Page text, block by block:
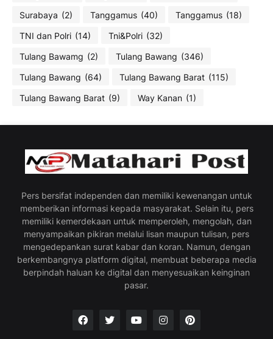
Surabaya (2) Tanggamus (40) Tanggamus (18)
TNI dan Polri (14) Tni&Polri (32)
Tulang Bawamg (2) Tulang Bawang (346)
Tulang Bawang (64) Tulang Bawang Barat (115)
Tulang Bawang Barat (9) Way Kanan (1)
Pers bersifat independen dan memiliki kewenangan untuk
memberikan informasi kepada masyarakat. Selain itu, pers
memiliki kemerdekaan untuk memperoleh, mengolah, dan
menyampaikan pikiran melalui lisan maupun tulisan, pers
mengedepankan surat kabar dan koran. Namun, dengan
berkembangnya platform digital, membuat beberapa media
berpindah haluan ke digital dan menyesuaikan keinginan
pasar.